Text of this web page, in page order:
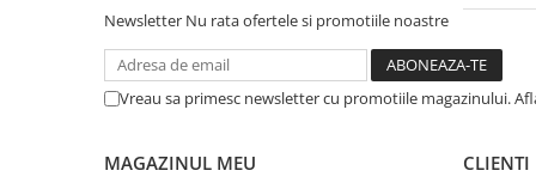
Newsletter Nu rata ofertele si promotiile noastre
Vreau sa primesc newsletter cu promotiile magazinului.
MAGAZINUL MEU CLIENTI